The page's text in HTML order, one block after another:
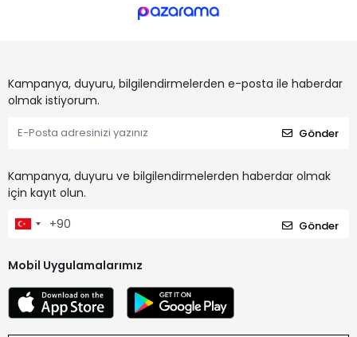
Kampanya, duyuru, bilgilendirmelerden e-posta ile haberdar
olmak istiyorum.
Gönder
Kampanya, duyuru ve bilgilendirmelerden haberdar olmak
için kayıt olun.
Gönder
Mobil Uygulamalarımız